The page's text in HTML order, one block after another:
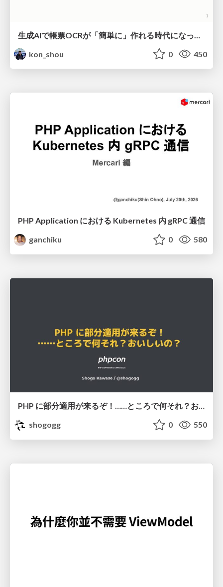
kon_shou
0 450
PHP Application における Kubernetes 内 gRPC 通信
ganchiku
0 580
PHP に部分適用が来るぞ！……ところで何それ？おいしいの？ #phpcon / phpcon-2026
shogogg
0 550